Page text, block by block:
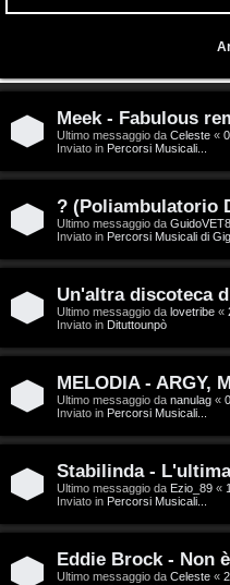
A
r
g
o
m
e
n
t
i
s
e
n
Meek - Fabulous
Ultimo messaggio da Celeste «
Inviato in Percorsi Musicali...
? (Poliambulatorio
Ultimo messaggio da
Inviato in Percorsi Musicali di
Un'altra discoteca
Ultimo messaggio da lovetribe «
Inviato in Dituttounpò
MELODIA - ARGY,
Ultimo messaggio da nanulag «
Inviato in Percorsi Musicali...
Stabilinda -
Ultimo messaggio da Ezio_89 «
Inviato in Percorsi Musicali...
Eddie Brock - Non
Ultimo messaggio da Celeste «
T
o
p
i
c
A
t
t
i
v
i
G
i